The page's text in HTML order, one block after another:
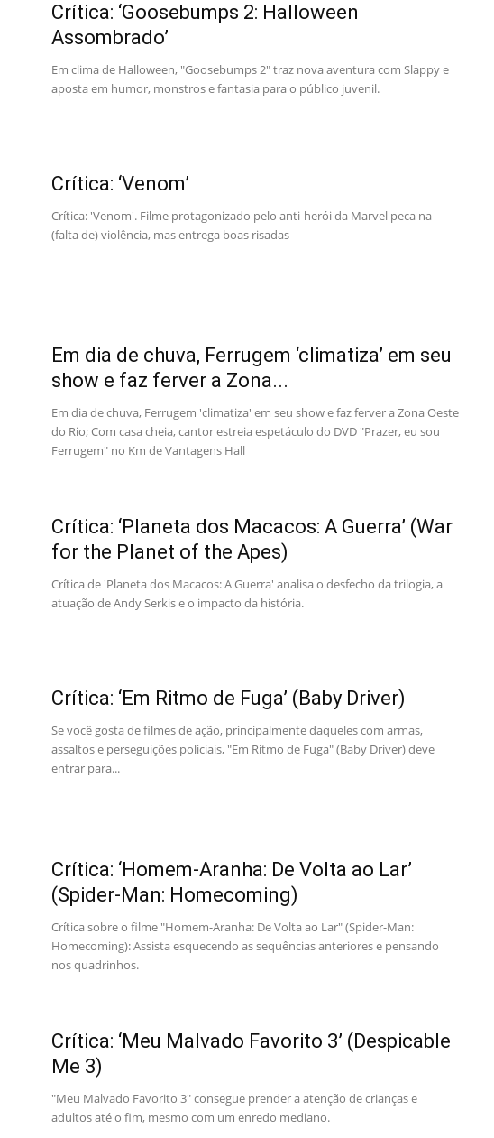
Crítica: ‘Goosebumps 2: Halloween
Assombrado’
Em clima de Halloween, "Goosebumps 2" traz nova aventura com Slappy e
aposta em humor, monstros e fantasia para o público juvenil.
Crítica: ‘Venom’
Crítica: 'Venom'. Filme protagonizado pelo anti-herói da Marvel peca na
(falta de) violência, mas entrega boas risadas
Em dia de chuva, Ferrugem ‘climatiza’ em seu
show e faz ferver a Zona...
Em dia de chuva, Ferrugem 'climatiza' em seu show e faz ferver a Zona Oeste
do Rio; Com casa cheia, cantor estreia espetáculo do DVD "Prazer, eu sou
Ferrugem" no Km de Vantagens Hall
Crítica: ‘Planeta dos Macacos: A Guerra’ (War
for the Planet of the Apes)
Crítica de 'Planeta dos Macacos: A Guerra' analisa o desfecho da trilogia, a
atuação de Andy Serkis e o impacto da história.
Crítica: ‘Em Ritmo de Fuga’ (Baby Driver)
Se você gosta de filmes de ação, principalmente daqueles com armas,
assaltos e perseguições policiais, "Em Ritmo de Fuga" (Baby Driver) deve
entrar para...
Crítica: ‘Homem-Aranha: De Volta ao Lar’
(Spider-Man: Homecoming)
Crítica sobre o filme "Homem-Aranha: De Volta ao Lar" (Spider-Man:
Homecoming): Assista esquecendo as sequências anteriores e pensando
nos quadrinhos.
Crítica: ‘Meu Malvado Favorito 3’ (Despicable
Me 3)
"Meu Malvado Favorito 3" consegue prender a atenção de crianças e
adultos até o fim, mesmo com um enredo mediano.